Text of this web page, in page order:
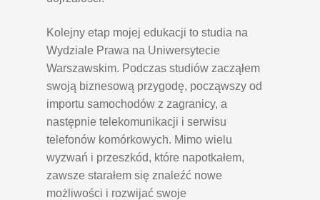
Kolejny etap mojej edukacji to studia na
Wydziale Prawa na Uniwersytecie
Warszawskim. Podczas studiów zacząłem
swoją biznesową przygodę, począwszy od
importu samochodów z zagranicy, a
następnie telekomunikacji i serwisu
telefonów komórkowych. Mimo wielu
wyzwań i przeszkód, które napotkałem,
zawsze starałem się znaleźć nowe
możliwości i rozwijać swoje